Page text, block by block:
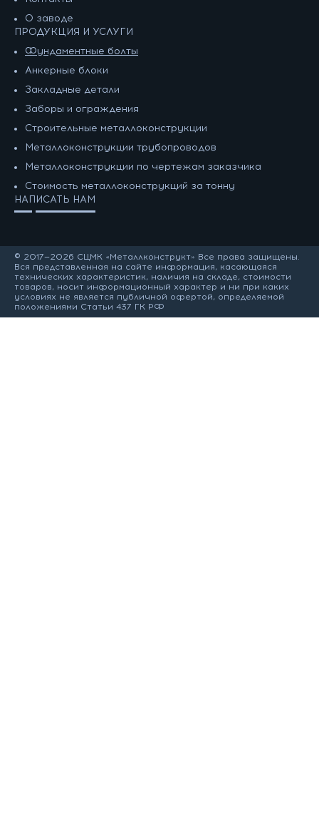
О заводе
ПРОДУКЦИЯ И УСЛУГИ
Фундаментные болты
Анкерные блоки
Закладные детали
Заборы и ограждения
Строительные металлоконструкции
Металлоконструкции трубопроводов
Металлоконструкции по чертежам заказчика
Cтоимость металлоконструкций за тонну
НАПИСАТЬ НАМ
© 2017—2026 СЦМК «Металлконструкт» Все права защищены.
Вся представленная на сайте информация, касающаяся
технических характеристик, наличия на складе, стоимости
товаров, носит информационный характер и ни при каких
условиях не является публичной офертой, определяемой
положениями Статьи 437 ГК РФ